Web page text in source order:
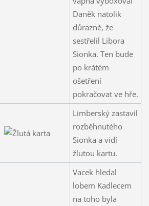
Daněk natolik
důrazně, že
sestřelil Libora
Sionka. Ten bude
po krátém
ošetření
pokračovat ve hře.
Limberský zastavil
rozběhnutého
Sionka a vidí
žlutou kartu.
Vacek hledal
lobem Kadlecem
na toho byla